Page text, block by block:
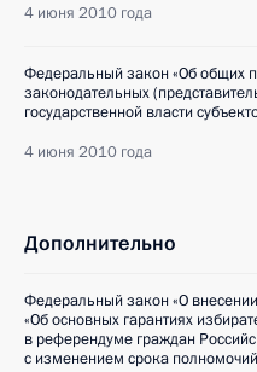
4 июня 2010 года
Федеральный закон «Об общих
законодательных
государственной власти
4 июня 2010 года
Дополнительно
Федеральный закон «О
«Об основных гарантиях
в референдуме граждан
с изменением срока